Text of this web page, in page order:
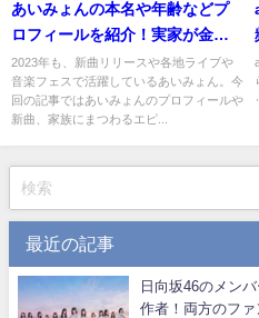
あいみょんの本名や年齢などプ
ロフィールを紹介！実家が金持
ちって本当！？
2023年も、新曲リリースや各地ライブや
音楽フェスで活躍しているあいみょん。今
回の記事ではあいみょんのプロフィールや
新曲、家族にまつわるエピ...
最近の記事
日向坂46のメン
作者！両方のファ